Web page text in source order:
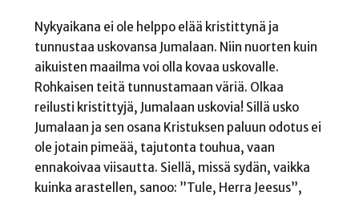
Nykyaikana ei ole helppo elää kristittynä ja
tunnustaa uskovansa Jumalaan. Niin nuorten kuin
aikuisten maailma voi olla kovaa uskovalle.
Rohkaisen teitä tunnustamaan väriä. Olkaa
reilusti kristittyjä, Jumalaan uskovia! Sillä usko
Jumalaan ja sen osana Kristuksen paluun odotus ei
ole jotain pimeää, tajutonta touhua, vaan
ennakoivaa viisautta. Siellä, missä sydän, vaikka
kuinka arastellen, sanoo: ”Tule, Herra Jeesus”,